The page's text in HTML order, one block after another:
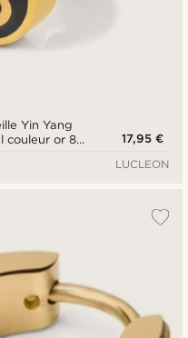
Yin Yang
couleur or 8
17,95 €
LUCLEON